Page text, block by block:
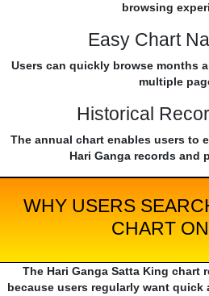
browsing
Easy Chart
Users can quickly browse months
multiple
Historical
The annual chart enables users to
Hari Ganga records and
WHY USERS
CHART
The Hari Ganga Satta King chart
because users regularly want